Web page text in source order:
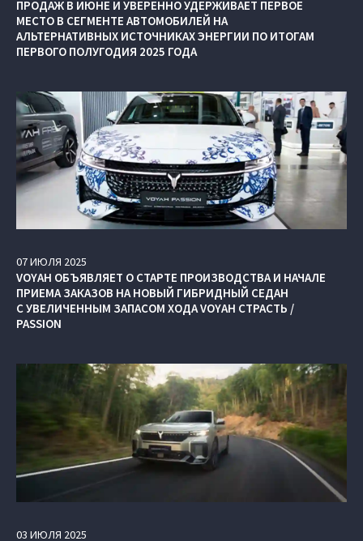
ПРОДАЖ В ИЮНЕ И УВЕРЕННО УДЕРЖИВАЕТ ПЕРВОЕ
МЕСТО В СЕГМЕНТЕ АВТОМОБИЛЕЙ НА
АЛЬТЕРНАТИВНЫХ ИСТОЧНИКАХ ЭНЕРГИИ ПО ИТОГАМ
ПЕРВОГО ПОЛУГОДИЯ 2025 ГОДА
07ИЮЛЯ 2025
VOYAH ОБЪЯВЛЯЕТ О СТАРТЕ ПРОИЗВОДСТВА И НАЧАЛЕ
ПРИЕМА ЗАКАЗОВ НА НОВЫЙ ГИБРИДНЫЙ СЕДАН
С УВЕЛИЧЕННЫМ ЗАПАСОМ ХОДА VOYAH СТРАСТЬ /
PASSION
03 ИЮЛЯ 2025